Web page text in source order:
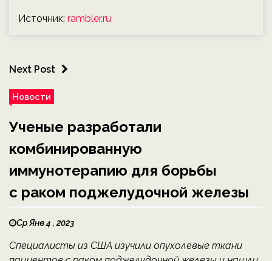
Источник: rambler.ru
Next Post
Новости
Ученые разработали
комбинированную
иммунотерапию для борьбы
с раком поджелудочной железы
Ср Янв 4 , 2023
Специалисты из США изучили опухолевые ткани